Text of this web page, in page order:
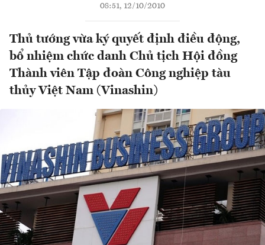
08:51, 12/10/2010
Thủ tướng vừa ký quyết định điều động,
bổ nhiệm chức danh Chủ tịch Hội đồng
Thành viên Tập đoàn Công nghiệp tàu
thủy Việt Nam (Vinashin)